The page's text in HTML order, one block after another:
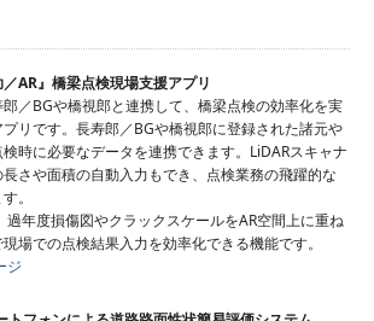
／AR』橋梁点検現場支援アプリ
郎／BGや橋視郎と連携して、橋梁点検の効率化を実
リです。長寿郎／BGや橋視郎に登録された諸元や
時に必要なデータを連携できます。LiDARスキャナ
さや面積の自動入力もでき、点検業務の飛躍的な
。
過年度損傷図やクラックスケールをAR空間上に重ね
場での点検結果入力を効率化できる機能です。
ジ